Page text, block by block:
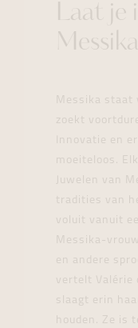
Laat je
Messika
Messika
zoekt
Innovatie en
moeiteloos.
Juwelen van
tradities van
voluit vanuit
Messika-
en andere
vertelt Valérie
slaagt erin
houden. Ze is